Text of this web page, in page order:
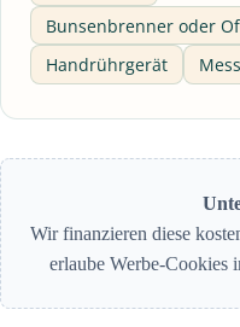
Bunsenbrenner oder
Handrührgerät
Wir finanzieren diese
erlaube Werbe-Cookies